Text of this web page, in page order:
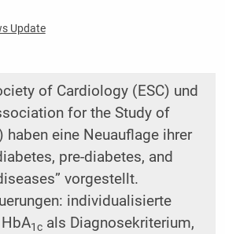
Update
of Cardiology (ESC) und
for the Study of
haben eine Neuauflage ihrer
pre-diabetes, and
vorgestellt.
individualisierte
1cals Diagnosekriterium,